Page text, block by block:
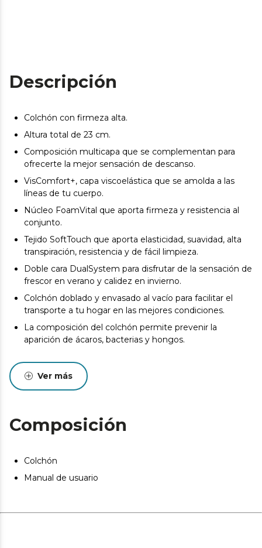
Descripción
Colchón con firmeza alta.
Altura total de 23 cm.
Composición multicapa que se complementan para
ofrecerte la mejor sensación de descanso.
VisComfort+, capa viscoelástica que se amolda a las
líneas de tu cuerpo.
Núcleo FoamVital que aporta firmeza y resistencia al
conjunto.
Tejido SoftTouch que aporta elasticidad, suavidad, alta
transpiración, resistencia y de fácil limpieza.
Doble cara DualSystem para disfrutar de la sensación de
frescor en verano y calidez en invierno.
Colchón doblado y envasado al vacío para facilitar el
transporte a tu hogar en las mejores condiciones.
La composición del colchón permite prevenir la
aparición de ácaros, bacterias y hongos.
asentamiento normal de las capas internas que oscila
entre +0/-2 o -3 (norma UNE-EN 1334:1996). Esta
circunstancia, totalmente normal, no da derecho a
Pueden existir leves diferencias entre el producto
mostrado y el entregado en cuanto a color, tejido o
la calidad ni a la utilidad del artículo.
Ver más
Composición
Colchón
Manual de usuario